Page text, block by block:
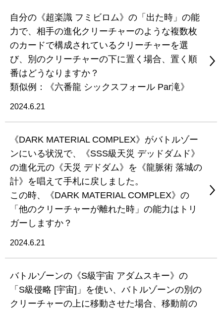
自分の《超楽識 フミビロム》の「出た時」の能
力で、相手の進化クリーチャーのような複数枚
のカードで構成されているクリーチャーを選
び、別のクリーチャーの下に置く場合、置く順
番はどうなりますか？
類似例：《六番龍 シックスフォール Par滝》
2024.6.21
《DARK MATERIAL COMPLEX》がバトルゾー
ンにいる状況で、《SSS級天災 デッドダムド》
の進化元の《天災 デドダム》を《龍脈術 落城の
計》を唱えて手札に戻しました。
この時、《DARK MATERIAL COMPLEX》の
「他のクリーチャーが離れた時」の能力はトリ
ガーしますか？
2024.6.21
バトルゾーンの《S級宇宙 アダムスキー》の
「S級侵略 [宇宙]」を使い、バトルゾーンの別の
クリーチャーの上に移動させた場合、移動前の